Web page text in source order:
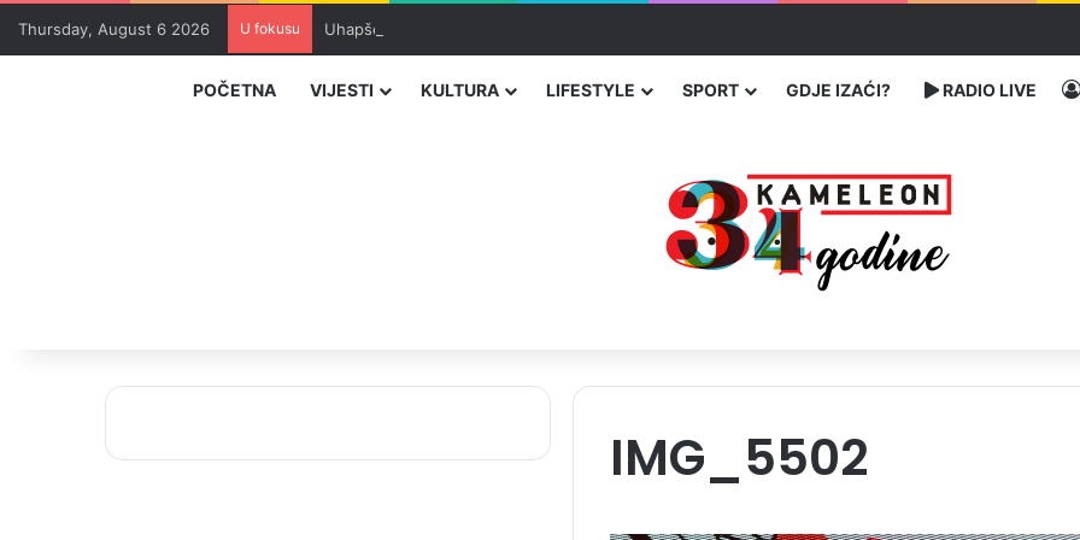
Thursday, August 6 2026 U fokusu Uhapšeni organizatori krijumčarenja migranata preko BiH i Balkana
POČETNA VIJESTI KULTURA LIFESTYLE SPORT GDJE IZAĆI? RADIO LIVE
IMG_5502